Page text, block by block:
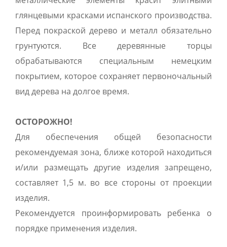
глянцевыми красками испанского производства.
Перед покраской дерево и металл обязательно
грунтуются. Все деревянные торцы
обрабатываются специальным немецким
покрытием, которое сохраняет первоночальный
вид дерева на долгое время.
ОСТОРОЖНО!
Для обеспечения общей безопасности
рекомендуемая зона, ближе которой находиться
и/или размещать другие изделия запрещено,
составляет 1,5 м. во все стороны от проекции
изделия.
Рекомендуется проинформировать ребенка о
порядке применения изделия.